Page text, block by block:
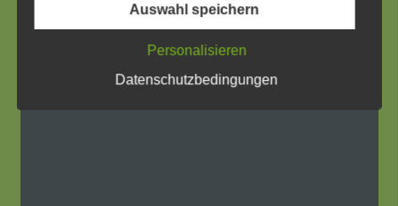
Auswahl speichern
Personalisieren
Datenschutzbedingungen